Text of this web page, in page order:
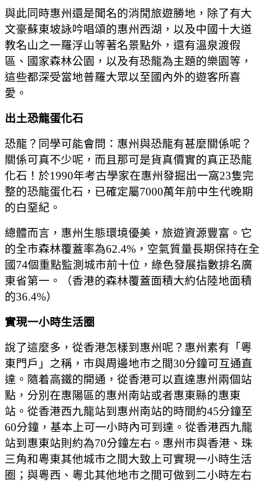
與此同時惠州還是聞名的消閒旅遊勝地，除了有大
文豪蘇東坡詠吟唱頌的惠州西湖，以及中國十大道
教名山之一羅浮山等著名景點外，還有溫泉渡假
區、國家森林公園，以及有恐龍為主題的樂園等，
這些都深受當地普羅大眾以至國內外的遊客所喜
愛。
出土恐龍蛋化石
恐龍？同學可能會問：惠州與恐龍有甚麼關係呢？
關係可真不少呢，而且那可是貨真價實的真正恐龍
化石！於1990年考古學家在惠州發掘出一窩23隻完
整的恐龍蛋化石，已確定屬7000萬年前中生代晚期
的白堊紀。
總體而言，惠州生態環境優美，旅遊資源豐富。它
的全市森林覆蓋率為62.4%，空氣質量長期保持在全
國74個重點監測城市前十位，綠色發展指數排名廣
東省第一。（香港的森林覆蓋面積大約佔陸地面積
的36.4%）
實現一小時生活圈
說了這麼多，從香港怎樣到惠州呢？惠州素有「粵
東門戶」之稱，市與周邊地市之間30分鐘可互通直
達。隨着高鐵的開通，從香港可以直達惠州兩個站
點，分別在惠陽區的惠州南站或者惠東縣的惠東
站。從香港西九龍站到惠州南站的時間約45分鐘至
60分鐘，基本上可一小時內可到達。從香港西九龍
站到惠東站則約為70分鐘左右。 惠州市與香港、珠
三角和粵東其他城市之間大致上可實現一小時生活
圈；與粵西、粵北其他地市之間可做到二小時左右